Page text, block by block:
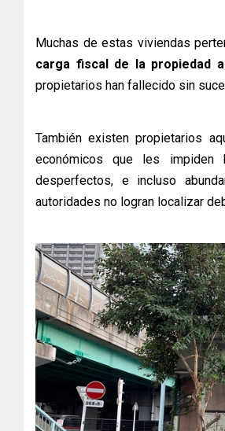
Muchas de estas viviendas
carga fiscal de la propiedad
propietarios han fallecido sin
También existen propietarios
económicos que les
desperfectos, e incluso
autoridades no logran localizar